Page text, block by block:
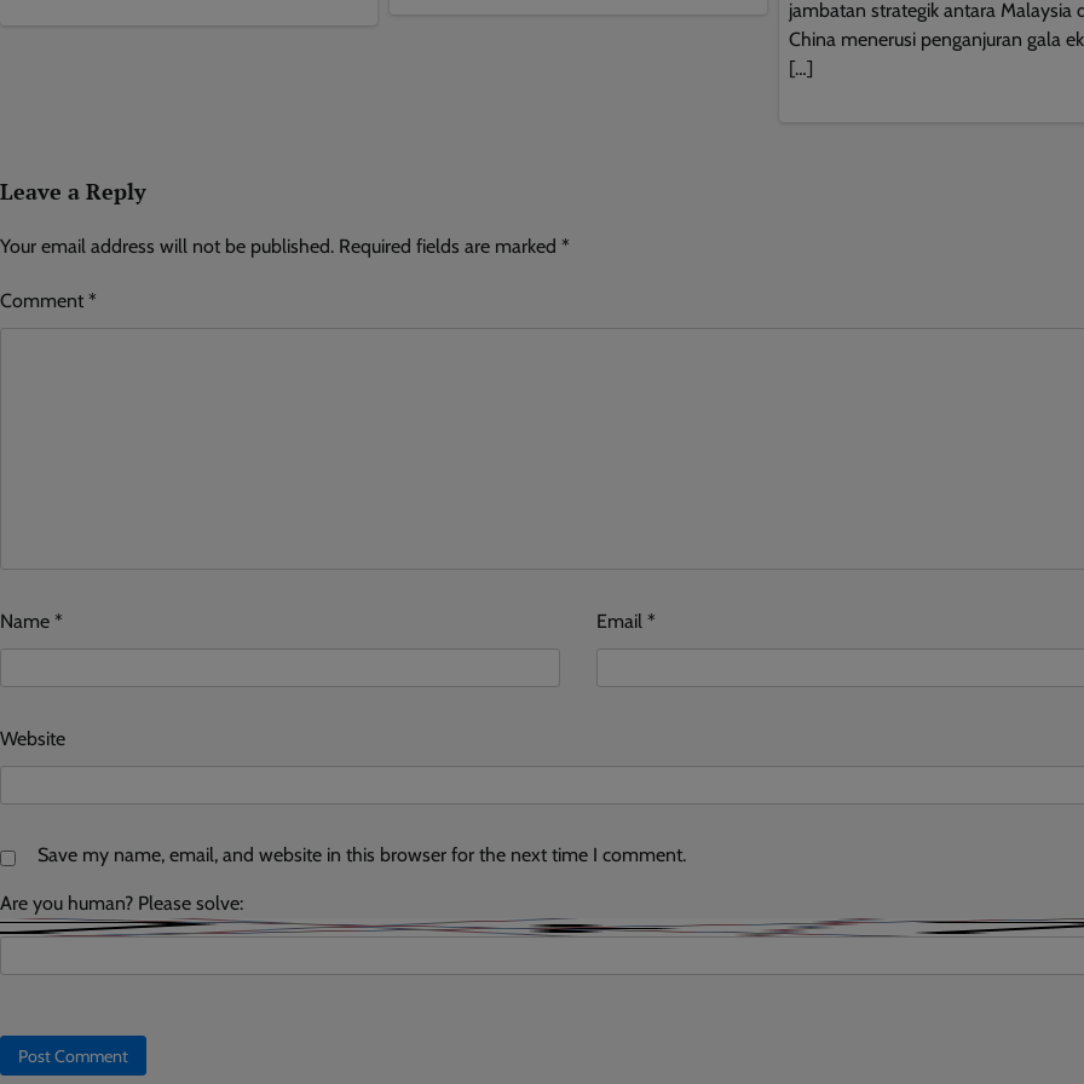
jambatan strategik antara Malaysia
China menerusi penganjuran gala
[…]
Leave a Reply
Your email address will not be published. Required fields are marked *
Comment *
Name * Email *
Website
Save my name, email, and website in this browser for the next time I comment.
Are you human? Please solve: